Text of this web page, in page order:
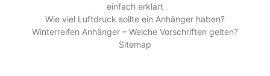
einfach erklärt
Wie viel Luftdruck sollte ein Anhänger haben?
Winterreifen Anhänger – Welche Vorschriften gelten?
Sitemap